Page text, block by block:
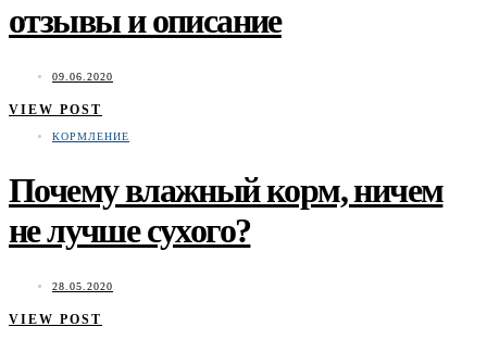
отзывы и описание
09.06.2020
VIEW POST
КОРМЛЕНИЕ
Почему влажный корм, ничем
не лучше сухого?
28.05.2020
VIEW POST